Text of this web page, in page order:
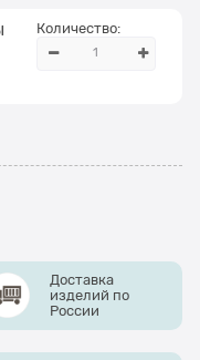
Количество:
Доставка
изделий по
России